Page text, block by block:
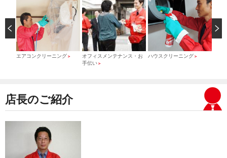
エアコンクリーニング ＞
オフィスメンテナンス・お
手伝い ＞
ハウスクリーニング ＞
店長のご紹介